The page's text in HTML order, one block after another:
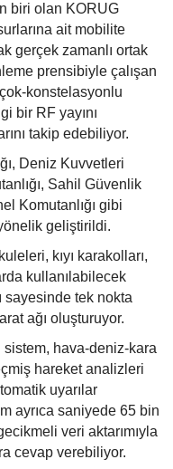
biri olan KORUG
ait mobilite
gerçek zamanlı ortak
prensibiyle çalışan
konstelasyonlu
bir RF yayını
takip edebiliyor.
Deniz Kuvvetleri
Sahil Güvenlik
Komutanlığı gibi
geliştirildi.
kıyı karakolları,
kullanılabilecek
sayesinde tek nokta
ağı oluşturuyor.
sistem, hava-deniz-kara
hareket analizleri
uyarılar
ayrıca saniyede 65 bin
veri aktarımıyla
cevap verebiliyor.